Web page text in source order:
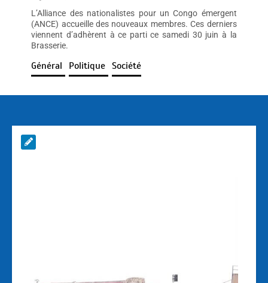
L’Alliance des nationalistes pour un Congo émergent
(ANCE) accueille des nouveaux membres. Ces derniers
viennent d’adhèrent à ce parti ce samedi 30 juin à la
Brasserie.
Général Politique Société